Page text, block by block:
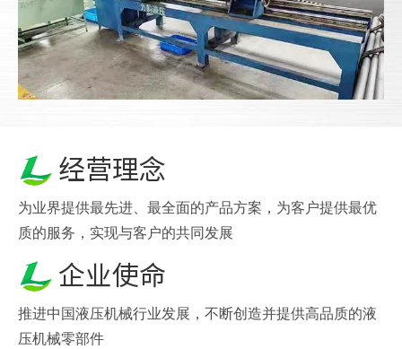
经营理念
为业界提供最先进、最全面的产品方案，为客户提供最优
质的服务，实现与客户的共同发展
企业使命
推进中国液压机械行业发展，不断创造并提供高品质的液
压机械零部件